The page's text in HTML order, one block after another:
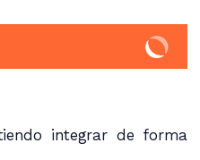
integrar de forma